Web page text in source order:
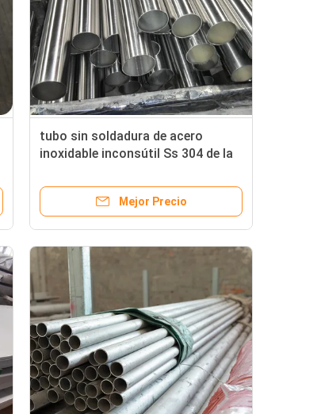
tubo sin soldadura de acero
inoxidable inconsútil Ss 304 de la
Mejor Precio